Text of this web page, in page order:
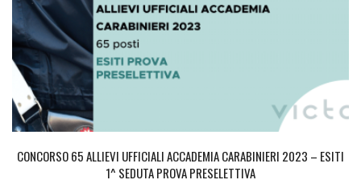
CONCORSO 65 ALLIEVI UFFICIALI ACCADEMIA CARABINIERI 2023 – ESITI
1^ SEDUTA PROVA PRESELETTIVA